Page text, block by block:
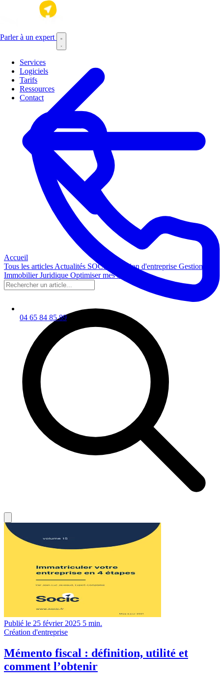
Aller au contenu principal
Parler à un expert
Services
Logiciels
Tarifs
Ressources
Contact
04 65 84 85 89
Ressources comptabilité - Page
Accueil
Tous les articles Actualités SOCIC Création d'entreprise Gestion
ImmobilierJuridique Optimiser mes impôts
Publié le 25 février 2025 5 min.
Création d'entreprise
Mémento fiscal : définition, utilité et
comment l’obtenir